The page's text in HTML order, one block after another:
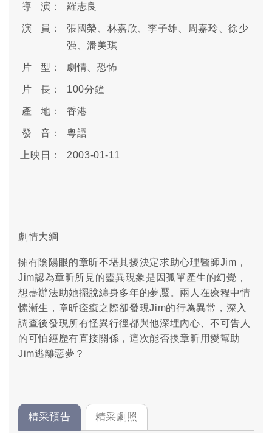
導 演： 羅志良
演 員：
張國榮、林嘉欣、李子雄、周嘉玲、徐少
强、潘美琪
片 型： 劇情、恐怖
片 長： 100分鐘
產 地： 香港
發 音： 粵語
上映日： 2003-01-11
劇情大綱
擁有陰陽眼的章昕不堪其擾決定求助心理醫師Jim，
Jim認為章昕所見的靈異現象是因孤單產生的幻覺，
想盡辦法助她擺脫纏身多年的夢魘。兩人在療程中情
愫漸生，章昕痊癒之際卻發現Jim的行為異常，深入
調查後發現所有怪異行徑都與他深埋內心、不可告人
的可怕經歷有直接關係，這次能否換章昕用愛幫助
Jim逃離惡夢？
精采預告 精采劇照